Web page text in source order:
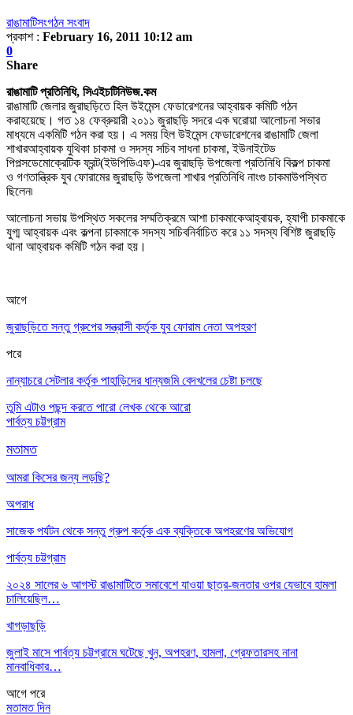
রাঙামাটিসংগঠন সংবাদ
প্রকাশ : February 16, 2011 10:12 am
0
Share
রাঙামাটি প্রতিনিধি, সিএইচটিনিউজ.কম
রাঙামাটি জেলার জুরাছড়িতে হিল উইমেন্স ফেডারেশনের আহ্বায়ক কমিটি গঠন
করাহয়েছে। গত ১৪ ফেব্রুয়ারী ২০১১ জুরাছড়ি সদরে এক ঘরোয়া আলোচনা সভার
মাধ্যমে একমিটি গঠন করা হয় । এ সময় হিল উইমেন্স ফেডারেশনের রাঙামাটি জেলা
শাখারআহ্বায়ক যুথিকা চাকমা ও সদস্য সচিব সাধনা চাকমা,ইউনাইটেড
পিপল্সডেমোক্রেটিক ফ্রন্ট(ইউপিডিএফ)-এর জুরাছড়ি উপজেলা প্রতিনিধি বিকল্প চাকমা
ও গণতান্ত্রিক যুব ফোরামের জুরাছড়ি উপজেলা শাখার প্রতিনিধি নাংগু চাকমাউপস্থিত
ছিলেন৷
আলোচনা সভায় উপস্থিত সকলের সম্মতিক্রমে আশা চাকমাকেআহ্বায়ক,হ্যাপী চাকমাকে
যুগ্ম আহ্বায়ক এবং কল্পনা চাকমাকে সদস্য সচিবনির্বাচিত করে ১১ সদস্য বিশিষ্ট জুরাছড়ি
থানা আহ্বায়ক কমিটি গঠন করা হয় ।
আগে
জুরাছড়িতে সন্তু গ্রুপের সন্ত্রাসী কর্তৃক যুব ফোরাম নেতা অপহরণ
পরে
নান্যাচরে সেটলার কর্তৃক পাহাড়িদের ধান্যজমি বেদখলের চেষ্টা চলছে
তুমি এটাও পছন্দ করতে পারো লেখক থেকে আরো
পার্বত্য চট্টগ্রাম
মতামত
আমরা কিসের জন্য লড়ছি?
অপরাধ
সাজেক পর্যটন থেকে সন্তু গ্রুপ কর্তৃক এক ব্যক্তিকে অপহরণের অভিযোগ
পার্বত্য চট্টগ্রাম
২০২৪ সালের ৬ আগস্ট রাঙামাটিতে সমাবেশে যাওয়া ছাত্র-জনতার ওপর যেভাবে হামলা
চালিয়েছিল…
খাগড়াছড়ি
জুলাই মাসে পার্বত্য চট্টগ্রামে ঘটেছে খুন, অপহরণ, হামলা, গ্রেফতারসহ নানা
মানবাধিকার…
আগে পরে
মতামত দিন